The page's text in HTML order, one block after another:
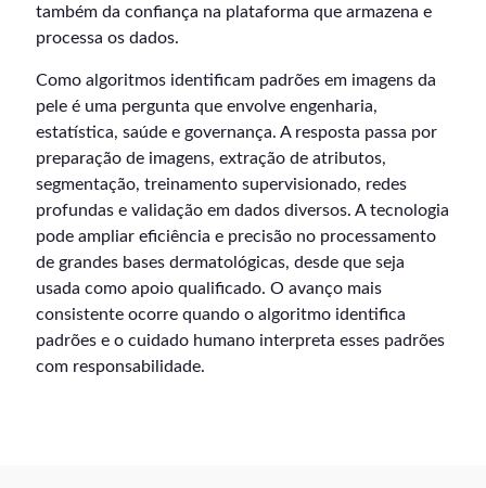
também da confiança na plataforma que armazena e
processa os dados.
Como algoritmos identificam padrões em imagens da
pele é uma pergunta que envolve engenharia,
estatística, saúde e governança. A resposta passa por
preparação de imagens, extração de atributos,
segmentação, treinamento supervisionado, redes
profundas e validação em dados diversos. A tecnologia
pode ampliar eficiência e precisão no processamento
de grandes bases dermatológicas, desde que seja
usada como apoio qualificado. O avanço mais
consistente ocorre quando o algoritmo identifica
padrões e o cuidado humano interpreta esses padrões
com responsabilidade.